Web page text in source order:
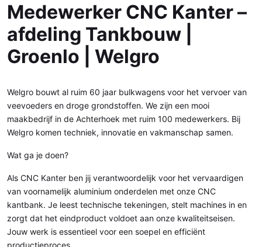
Medewerker CNC Kanter –
afdeling Tankbouw |
Groenlo | Welgro
Welgro bouwt al ruim 60 jaar bulkwagens voor het vervoer van
veevoeders en droge grondstoffen. We zijn een mooi
maakbedrijf in de Achterhoek met ruim 100 medewerkers. Bij
Welgro komen techniek, innovatie en vakmanschap samen.
Wat ga je doen?
Als CNC Kanter ben jij verantwoordelijk voor het vervaardigen
van voornamelijk aluminium onderdelen met onze CNC
kantbank. Je leest technische tekeningen, stelt machines in en
zorgt dat het eindproduct voldoet aan onze kwaliteitseisen.
Jouw werk is essentieel voor een soepel en efficiënt
productieproces.